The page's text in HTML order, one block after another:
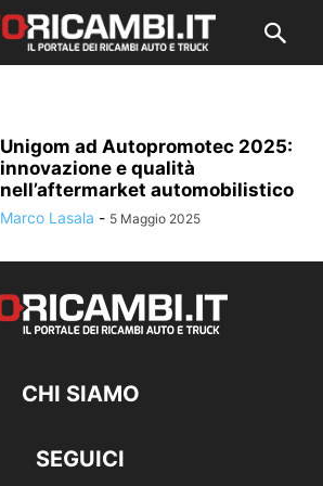
Unigom ad Autopromotec 2025:
innovazione e qualità
nell’aftermarket automobilistico
Marco Lasala - 5 Maggio 2025
CHI SIAMO
SEGUICI